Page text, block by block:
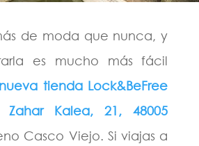
de moda que nunca, y
es mucho más fácil
nueva tienda Lock&BeFree
Kalea, 21, 48005
Casco Viejo. Si viajas a